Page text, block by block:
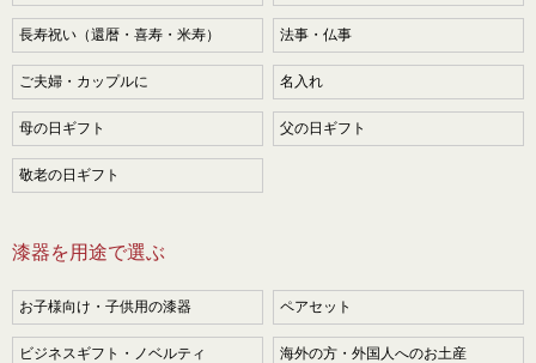
長寿祝い（還暦・喜寿・米寿） 法事・仏事
ご夫婦・カップルに 名入れ
母の日ギフト 父の日ギフト
敬老の日ギフト
漆器を用途で選ぶ
お子様向け・子供用の漆器 ペアセット
ビジネスギフト・ノベルティ 海外の方・外国人へのお土産